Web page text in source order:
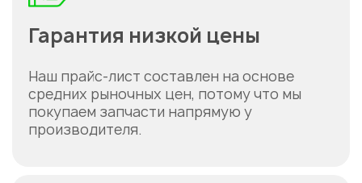
Гарантия низкой цены
Наш прайс-лист составлен на основе
средних рыночных цен, потому что мы
покупаем запчасти напрямую у
производителя.